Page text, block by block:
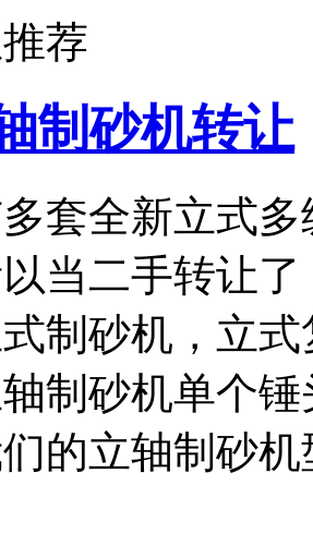
荐
制砂机转让
套全新立式
当二手转让
制砂机，立
制砂机单个
的立轴制砂